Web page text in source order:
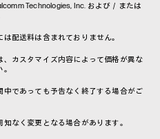
Technologies, Inc. および／または
配送料は含まれておりません。
カスタマイズ内容によって価格が異な
であっても予告なく終了する場合がご
なく変更となる場合があります。